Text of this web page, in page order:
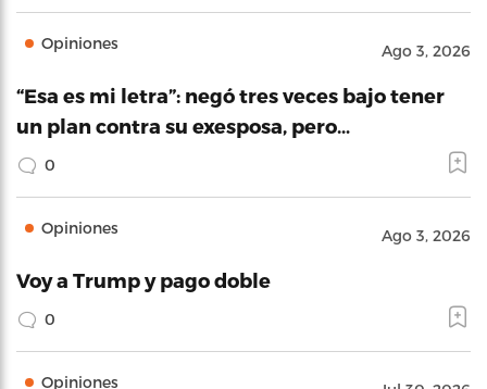
Opiniones Ago 3, 2026
“Esa es mi letra”: negó tres veces bajo tener
un plan contra su exesposa, pero…
0
Opiniones Ago 3, 2026
Voy a Trump y pago doble
0
Opiniones